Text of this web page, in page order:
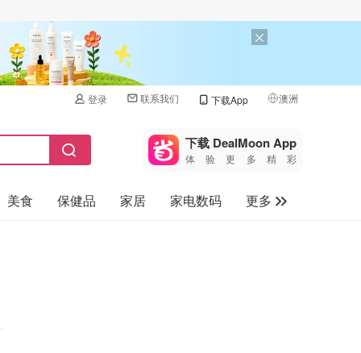
登录 联系我们 下载App 澳洲
🇺🇸
🇨🇳 中国
🇨🇦加拿大
下载 DealMoon App
体验更多精彩
美食 保健品 家居 家电数码
更多